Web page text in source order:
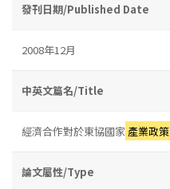
發刊日期/Published Date
2008年12月
中英文篇名/Title
經濟合作對於東協國家 產業政策
論文屬性/Type